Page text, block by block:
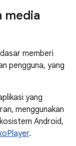
media
memberi
pengguna, yang
yang
menggunakan
Android,
.